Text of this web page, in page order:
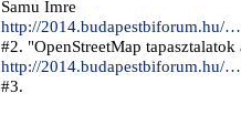
Samu Imre
http://2014.budapestbiforum.hu/
#2. "OpenStreetMap
http://2014.budapestbiforum.hu/
#3.